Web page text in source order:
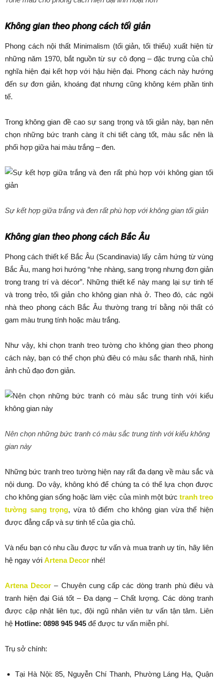
Không gian theo phong cách tối giản
Phong cách nội thất Minimalism (tối giản, tối thiểu) xuất hiện từ
những năm 1970, bắt nguồn từ sự cô đọng – đặc trưng của chủ
nghĩa hiện đại kết hợp với hậu hiện đại. Phong cách này hướng
đến sự đơn giản, khoáng đạt nhưng cũng không kém phần tinh
tế.
Trong không gian đề cao sự sang trọng và tối giản này, bạn nên
chọn những bức tranh càng ít chi tiết càng tốt, màu sắc nên là
phối hợp giữa hai màu trắng – đen.
Sự kết hợp giữa trắng và đen rất phù hợp với không gian tối giản
Không gian theo phong cách Bắc Âu
Phong cách thiết kế Bắc Âu (Scandinavia) lấy cảm hứng từ vùng
Bắc Âu, mang hơi hướng “nhẹ nhàng, sang trọng nhưng đơn giản
trong trang trí và décor”. Những thiết kế này mang lại sự tinh tế
và trong trẻo, tối giản cho không gian nhà ở. Theo đó, các ngôi
nhà theo phong cách Bắc Âu thường trang trí bằng nội thất có
gam màu trung tính hoặc màu trắng.
Như vậy, khi chọn tranh treo tường cho không gian theo phong
cách này, bạn có thể chọn phù điêu có màu sắc thanh nhã, hình
ảnh chủ đạo đơn giản.
Nên chọn những bức tranh có màu sắc trung tính với kiểu không
gian này
Những bức tranh treo tường hiện nay rất đa dạng về màu sắc và
nội dung. Do vậy, không khó để chúng ta có thể lựa chọn được
cho không gian sống hoặc làm việc của mình một bức tranh treo
tường sang trọng, vừa tô điểm cho không gian vừa thể hiện
được đẳng cấp và sự tinh tế của gia chủ.
Và nếu bạn có nhu cầu được tư vấn và mua tranh uy tín, hãy liên
hệ ngay với Artena Decor nhé!
Artena Decor – Chuyên cung cấp các dòng tranh phù điêu và
tranh hiện đại Giá tốt – Đa dạng – Chất lượng. Các dòng tranh
được cập nhật liên tục, đội ngũ nhân viên tư vấn tận tâm. Liên
hệ Hotline: 0898 945 945 để được tư vấn miễn phí.
Trụ sở chính:
Tại Hà Nội: 85, Nguyễn Chí Thanh, Phường Láng Hạ, Quận